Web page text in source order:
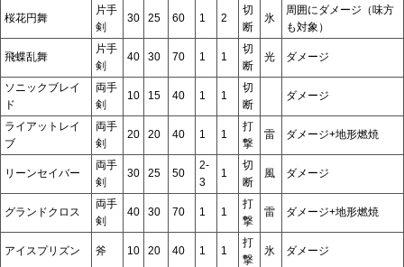
桜花円舞
片手
剣
30 25 60 1 2
切
断
氷
周囲にダメージ（味方
も対象）
飛蝶乱舞
片手
剣
40 30 70 1 1
切
断
光 ダメージ
ソニックブレイ
ド
両手
剣
10 15 40 1 1
切
断
ダメージ
ライアットレイ
ブ
両手
剣
20 20 40 1 1
打
撃
雷 ダメージ+地形燃焼
リーンセイバー
両手
剣
30 25 50
2-
3
1
切
断
風 ダメージ
グランドクロス
両手
剣
40 30 70 1 1
打
撃
雷 ダメージ+地形燃焼
アイスプリズン 斧 10 20 40 1 1
打
撃
氷 ダメージ